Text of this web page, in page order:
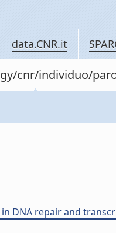
data.CNR.it
cnr/individuo/
DNA repair and